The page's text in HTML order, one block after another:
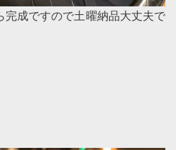
完成ですので土曜納品大丈夫で